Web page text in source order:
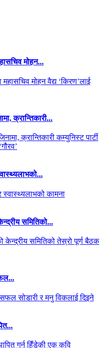
मोहन...
क्रान्तिकारी...
समितिको...